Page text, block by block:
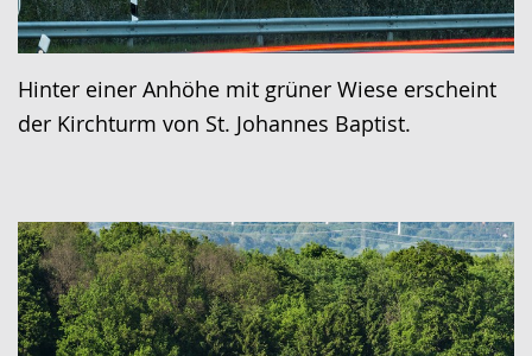
Hinter einer Anhöhe mit grüner Wiese erscheint
der Kirchturm von St. Johannes Baptist.